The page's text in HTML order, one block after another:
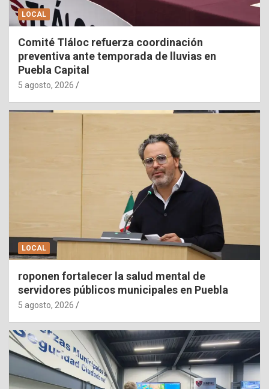
LOCAL
Comité Tláloc refuerza coordinación
preventiva ante temporada de lluvias en
Puebla Capital
5 agosto, 2026
LOCAL
roponen fortalecer la salud mental de
servidores públicos municipales en Puebla
5 agosto, 2026